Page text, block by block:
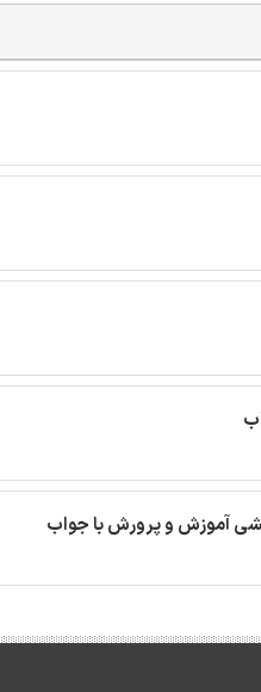
آموزش و پرورش با جواب